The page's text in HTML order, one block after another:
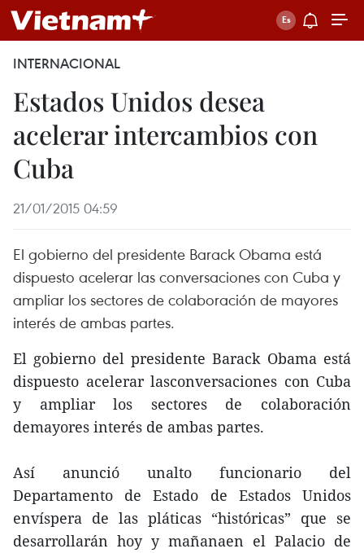
INTERNACIONAL
Estados Unidos desea
acelerar intercambios con
Cuba
21/01/2015 04:59
El gobierno del presidente Barack Obama está
dispuesto acelerar las conversaciones con Cuba y
ampliar los sectores de colaboración de mayores
interés de ambas partes.
El gobierno del presidente Barack Obama está
dispuesto acelerar lasconversaciones con Cuba
y ampliar los sectores de colaboración
demayores interés de ambas partes.
Así anunció unalto funcionario del
Departamento de Estado de Estados Unidos
envíspera de las pláticas “históricas” que se
desarrollarán hoy y mañanaen el Palacio de